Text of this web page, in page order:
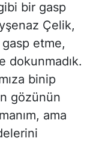
bir gasp
Çelik,
etme,
dokunmadık.
binip
gözünün
ama